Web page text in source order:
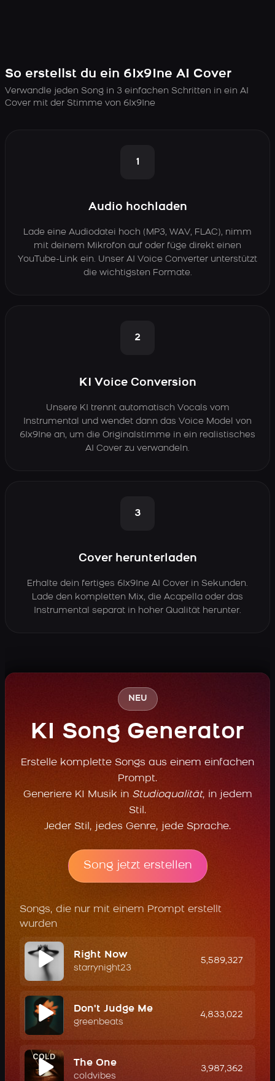
So erstellst du ein 6Ix9Ine AI Cover
Verwandle jeden Song in 3 einfachen Schritten in ein AI
Cover mit der Stimme von 6Ix9Ine
1
Audio hochladen
Lade eine Audiodatei hoch (MP3, WAV, FLAC), nimm
mit deinem Mikrofon auf oder füge direkt einen
YouTube-Link ein. Unser AI Voice Converter unterstützt
die wichtigsten Formate.
2
KI Voice Conversion
Unsere KI trennt automatisch Vocals vom
Instrumental und wendet dann das Voice Model von
6Ix9Ine an, um die Originalstimme in ein realistisches
AI Cover zu verwandeln.
3
Cover herunterladen
Erhalte dein fertiges 6Ix9Ine AI Cover in Sekunden.
Lade den kompletten Mix, die Acapella oder das
Instrumental separat in hoher Qualität herunter.
NEU
KI Song Generator
Erstelle komplette Songs aus einem einfachen
Prompt.
Generiere KI Musik in Studioqualität, in jedem
Stil.
Jeder Stil, jedes Genre, jede Sprache.
Song jetzt erstellen
Songs, die nur mit einem Prompt erstellt
wurden
Right Now
starrynight23
5,589,327
Don't Judge Me
greenbeats
4,833,022
The One
coldvibes
3,987,362